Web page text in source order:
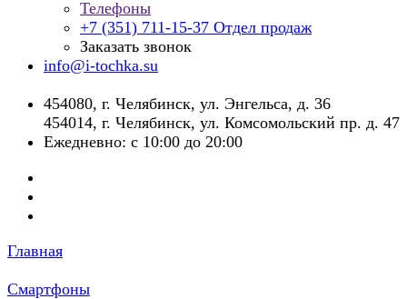
Телефоны
+7 (351) 711-15-37 Отдел продаж
Заказать звонок
info@i-tochka.su
​454080, г. Челябинск, ул. Энгельса, д. 36
454014, г. Челябинск, ул. Комсомольский пр. д. 47
Ежедневно: с 10:00 до 20:00
Главная
Смартфоны